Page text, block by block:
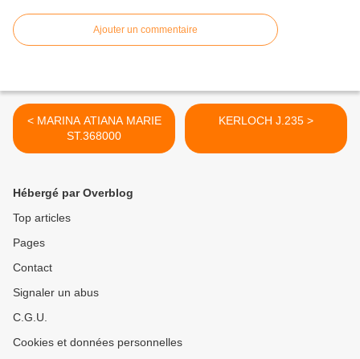
Ajouter un commentaire
< MARINA ATIANA MARIE
ST.368000
KERLOCH J.235 >
Hébergé par Overblog
Top articles
Pages
Contact
Signaler un abus
C.G.U.
Cookies et données personnelles